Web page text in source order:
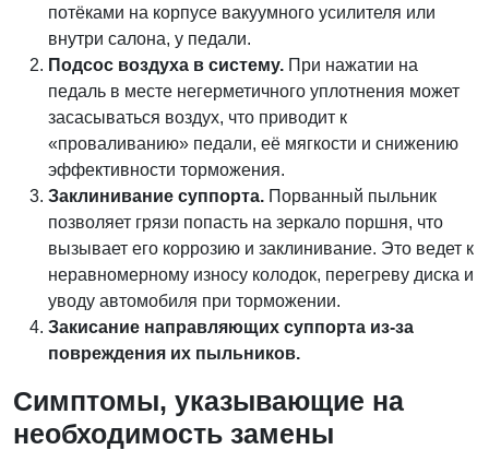
потёками на корпусе вакуумного усилителя или
внутри салона, у педали.
Подсос воздуха в систему. При нажатии на
педаль в месте негерметичного уплотнения может
засасываться воздух, что приводит к
«проваливанию» педали, её мягкости и снижению
эффективности торможения.
Заклинивание суппорта. Порванный пыльник
позволяет грязи попасть на зеркало поршня, что
вызывает его коррозию и заклинивание. Это ведет к
неравномерному износу колодок, перегреву диска и
уводу автомобиля при торможении.
Закисание направляющих суппорта из-за
повреждения их пыльников.
Симптомы, указывающие на
необходимость замены